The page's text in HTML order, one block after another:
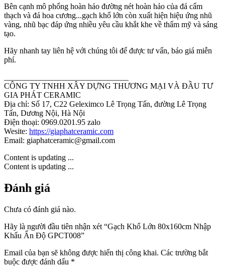
Bên cạnh mô phổng hoàn hảo đường nét hoàn hảo của đá cẩm
thạch và đá hoa cương...gạch khổ lớn còn xuất hiện hiệu ứng nhũ
vàng, nhũ bạc đáp ứng nhiều yêu cầu khắt khe về thẩm mỹ và sáng
tạo.
Hãy nhanh tay liên hệ với chúng tôi để được tư vấn, báo giá miễn
phí.
CÔNG TY TNHH XÂY DỰNG THƯƠNG MẠI VÀ ĐẦU TƯ
GIA PHÁT CERAMIC
Địa chỉ: Số 17, C22 Geleximco Lê Trọng Tấn, đường Lê Trọng
Tấn, Dương Nội, Hà Nội
Điện thoại: 0969.0201.95 zalo
Wesite: https://giaphatceramic.com
Email: giaphatceramic@gmail.com
Content is updating ...
Content is updating ...
Đánh giá
Chưa có đánh giá nào.
Hãy là người đầu tiên nhận xét “Gạch Khổ Lớn 80x160cm Nhập
Khẩu Ấn Độ GPCT008”
Email của bạn sẽ không được hiển thị công khai. Các trường bắt
buộc được đánh dấu *